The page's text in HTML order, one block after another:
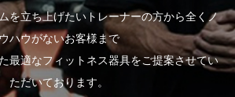
を立ち上げたいトレーナーの方から全くノ
ハウがないお客様まで
最適なフィットネス器具をご提案させてい
ただいております。